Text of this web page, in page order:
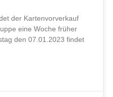
der Kartenvorverkauf
eine Woche früher
den 07.01.2023 findet